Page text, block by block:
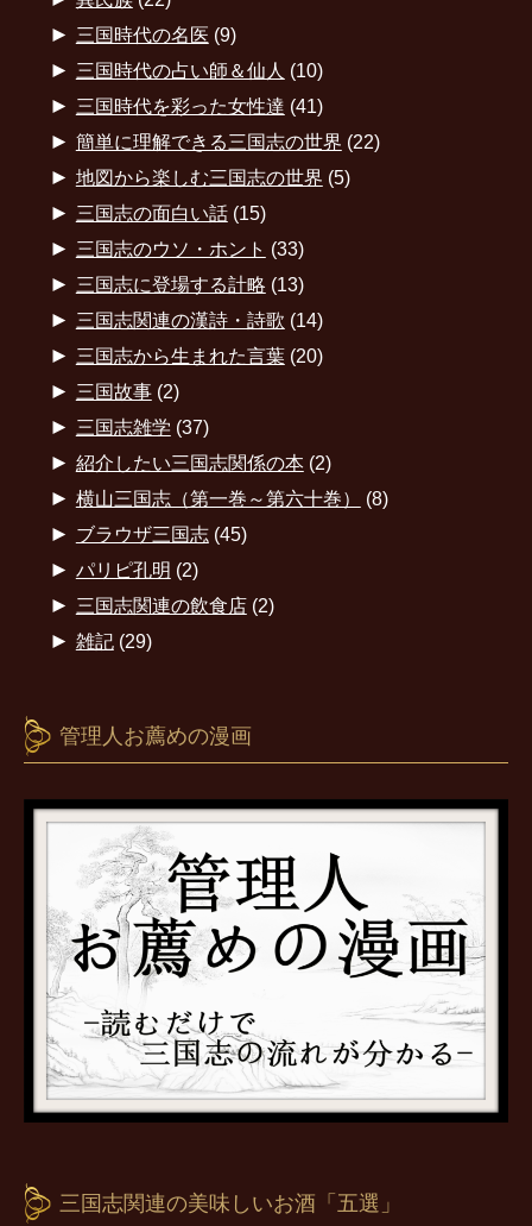
► 三国時代の名医 (9)
► 三国時代の占い師＆仙人 (10)
► 三国時代を彩った女性達 (41)
► 簡単に理解できる三国志の世界 (22)
► 地図から楽しむ三国志の世界 (5)
► 三国志の面白い話(15)
► 三国志のウソ・ホント (33)
► 三国志に登場する計略 (13)
► 三国志関連の漢詩・詩歌 (14)
► 三国志から生まれた言葉(20)
► 三国故事(2)
► 三国志雑学 (37)
► 紹介したい三国志関係の本(2)
► 横山三国志（第一巻～第六十巻） (8)
► ブラウザ三国志(45)
► パリピ孔明 (2)
► 三国志関連の飲食店(2)
► 雑記(29)
管理人お薦めの漫画
三国志関連の美味しいお酒「五選」